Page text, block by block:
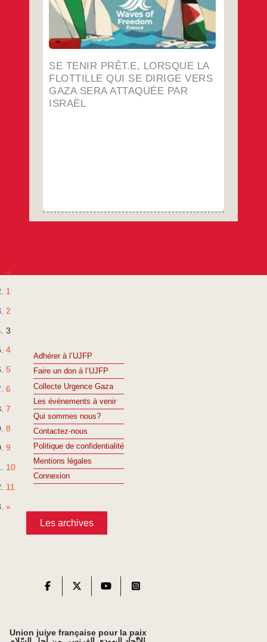
SE TENIR PRÊT.E, LORSQUE LA
FLOTTILLE QUI SE DIRIGE VERS
GAZA SERA ATTAQUÉE PAR
ISRAËL
Si la flottille est attaquée, nous serons
tou.tes dans la rue à 18h30 le lendemain de
l’interception de la flottille (qui pourrait
intervenir ce soir ou mercredi soir ; on ne le
saura qu’à la dernière minute) tpour exiger
du gouvernement la protection immédiate
tenir
prêt.e,
lorsque
la
flottille
qui
…
«
1
2
3
4
5
6
7
8
9
10
11
»
Adhérer à l’UJFP
Faire un don à l’UJFP
Collecte Urgence Gaza
Les événements à venir
Qui sommes nous?
Contactez-nous
Politique de confidentialité
Mentions légales
Connexion
Les archives
Union juive française pour la paix